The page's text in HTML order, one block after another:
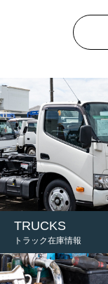
TRUCKS
トラック在庫情報